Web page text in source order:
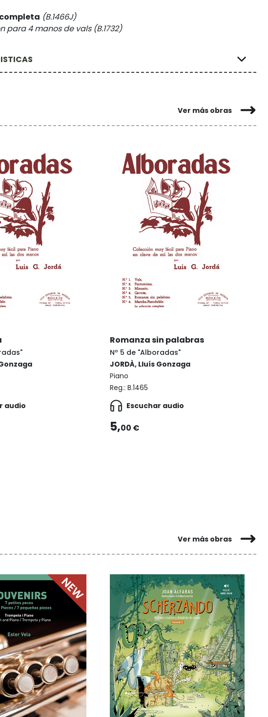
(B.1466J)
para 4 manos de vals (B.1732)
Ver más obras
audio
Romanza sin palabras
Nº 5 de "Alboradas"
JORDÀ, Lluís Gonzaga
Piano
Reg.: B.1465
Escuchar audio
5,00 €
Ver más obras